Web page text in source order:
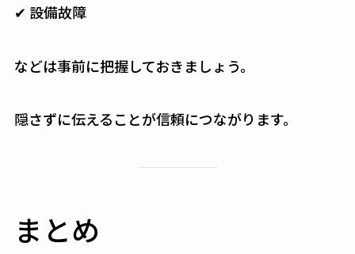
✔ 設備故障
などは事前に把握しておきましょう。
隠さずに伝えることが信頼につながります。
まとめ